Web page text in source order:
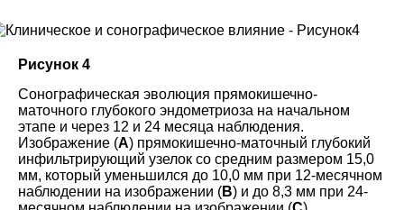
Рисунок 4
Сонографическая эволюция прямокишечно-
маточного глубокого эндометриоза на начальном
этапе и через 12 и 24 месяца наблюдения.
Изображение (А) прямокишечно-маточный глубокий
инфильтрирующий узелок со средним размером 15,0
мм, который уменьшился до 10,0 мм при 12-месячном
наблюдении на изображении (В) и до 8,3 мм при 24-